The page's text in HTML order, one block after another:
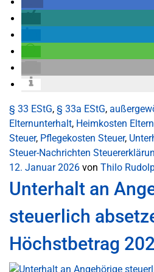
§ 33 EStG, § 33a EStG,
Elternunterhalt, Heimkosten Eltern
Steuer, Pflegekosten Steuer,
Steuer-Nachrichten
12. Januar 2026 von Thilo
Unterhalt an
steuerlich
Höchstbetrag